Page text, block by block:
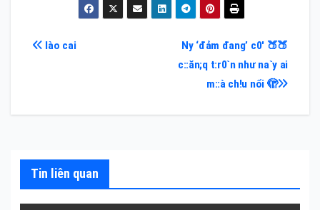
Điều
bài
Ny ‘đảm đang’ c0′ 🍑🍑
c::ăn;q t:r0`n như na`y ai
m::à ch!u nổi 🫣
lào cai
Tin liên quan